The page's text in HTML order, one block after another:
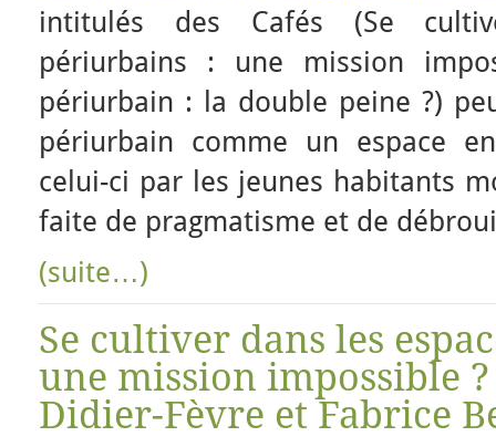
intitulés des Cafés (Se
périurbains : une mission
périurbain : la double peine ?)
périurbain comme un espace
celui-ci par les jeunes habitants
faite de pragmatisme et de
(suite…)
Se cultiver dans les
une mission impossible
Didier-Fèvre et Fabrice